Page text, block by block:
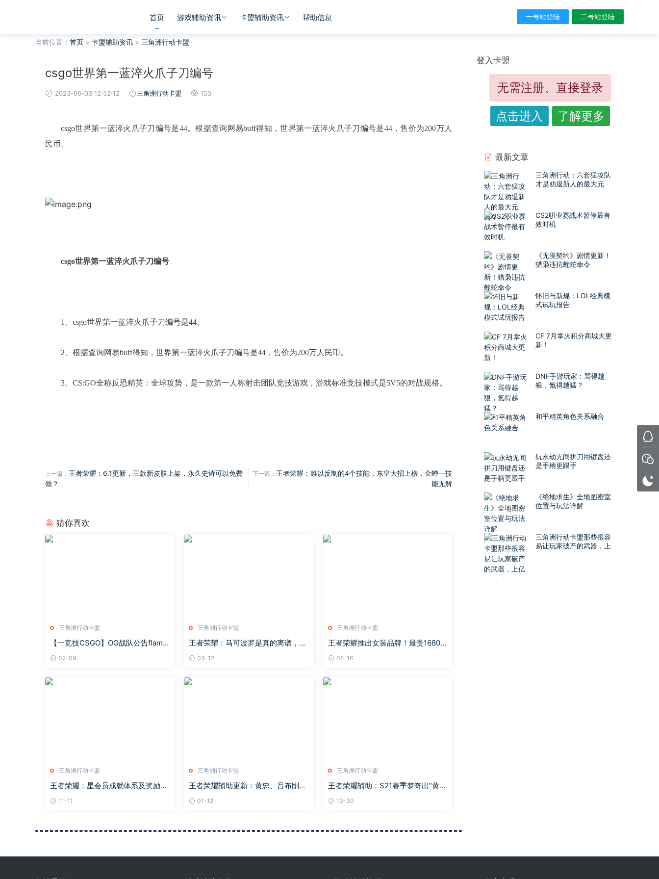
首页 游戏辅助资讯 卡盟辅助资讯 帮助信息 一号站登陆 二号站登陆
当前位置： 首页 > 卡盟辅助资讯 > 三角洲行动卡盟
csgo世界第一蓝淬火爪子刀编号
2023-06-03 12:52:12 三角洲行动卡盟 150
csgo世界第一蓝淬火爪子刀编号是44。根据查询网易buff得知，世界第一蓝淬火爪子刀编号是44，售价为200万人
民币。
csgo世界第一蓝淬火爪子刀编号
1、csgo世界第一蓝淬火爪子刀编号是44。
2、根据查询网易buff得知，世界第一蓝淬火爪子刀编号是44，售价为200万人民币。
3、CS:GO全称反恐精英：全球攻势，是一款第一人称射击团队竞技游戏，游戏标准竞技模式是5V5的对战规格。
上一篇： 王者荣耀：6.1更新，三款新皮肤上架，永久史诗可以免费
领？
下一篇： 王者荣耀：难以反制的4个技能，东皇大招上榜，金蝉一技
能无解
猜你喜欢
三角洲行动卡盟
【一竞技CSGO】OG战队公告flame
02-09
三角洲行动卡盟
王者荣耀：马可波罗是真的离谱，分
03-12
三角洲行动卡盟
王者荣耀推出女装品牌！最贵1680
得是你
05-16
三角洲行动卡盟
王者荣耀：星会员成就体系及奖励曝
11-11
三角洲行动卡盟
王者荣耀辅助更新：黄忠、吕布削
整 01-12
三角洲行动卡盟
王者荣耀辅助：S21赛季梦奇出“黄
10-30
登入卡盟
无需注册、直接登录
点击进入
了解更多
最新文章
三角洲行动：六套猛攻队
才是劝退新人的最大元
CS2职业赛战术暂停最有
效时机
《无畏契约》剧情更新！
猎枭违抗蝰蛇命令
怀旧与新规：LOL经典模
式试玩报告
CF 7月掌火积分商城大更
新！
DNF手游玩家：骂得越
狠，氪得越猛？
和平精英角色关系融合
玩永劫无间拼刀用键盘还
是手柄更跟手
《绝地求生》全地图密室
位置与玩法详解
三角洲行动卡盟那些很容
易让玩家破产的武器，上